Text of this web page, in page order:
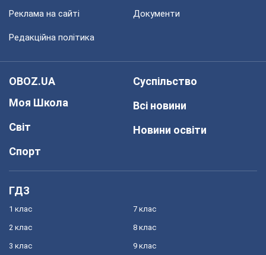
Реклама на сайті Документи
Редакційна політика
OBOZ.UA
Моя Школа
Світ
Спорт
Суспільство
Всі новини
Новини освіти
ГДЗ
1 клас
2 клас
3 клас
7 клас
8 клас
9 клас